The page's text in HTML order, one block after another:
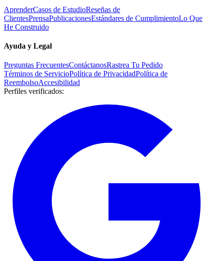
AprenderCasos de EstudioReseñas de
ClientesPrensaPublicacionesEstándares de CumplimientoLo Que
He Construido
Ayuda y Legal
Preguntas FrecuentesContáctanosRastrea Tu Pedido
Términos de ServicioPolítica de PrivacidadPolítica de
ReembolsoAccesibilidad
Perfiles verificados: